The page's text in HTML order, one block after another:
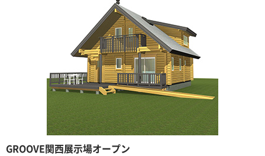
GROOVE関西展示場オープン